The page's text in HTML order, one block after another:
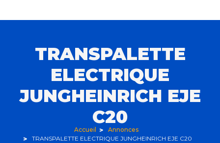
TRANSPALETTE
ELECTRIQUE
JUNGHEINRICH EJE
C20
Accueil
Annonces
TRANSPALETTE ELECTRIQUE JUNGHEINRICH EJE C20